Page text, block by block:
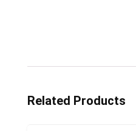
Related Products